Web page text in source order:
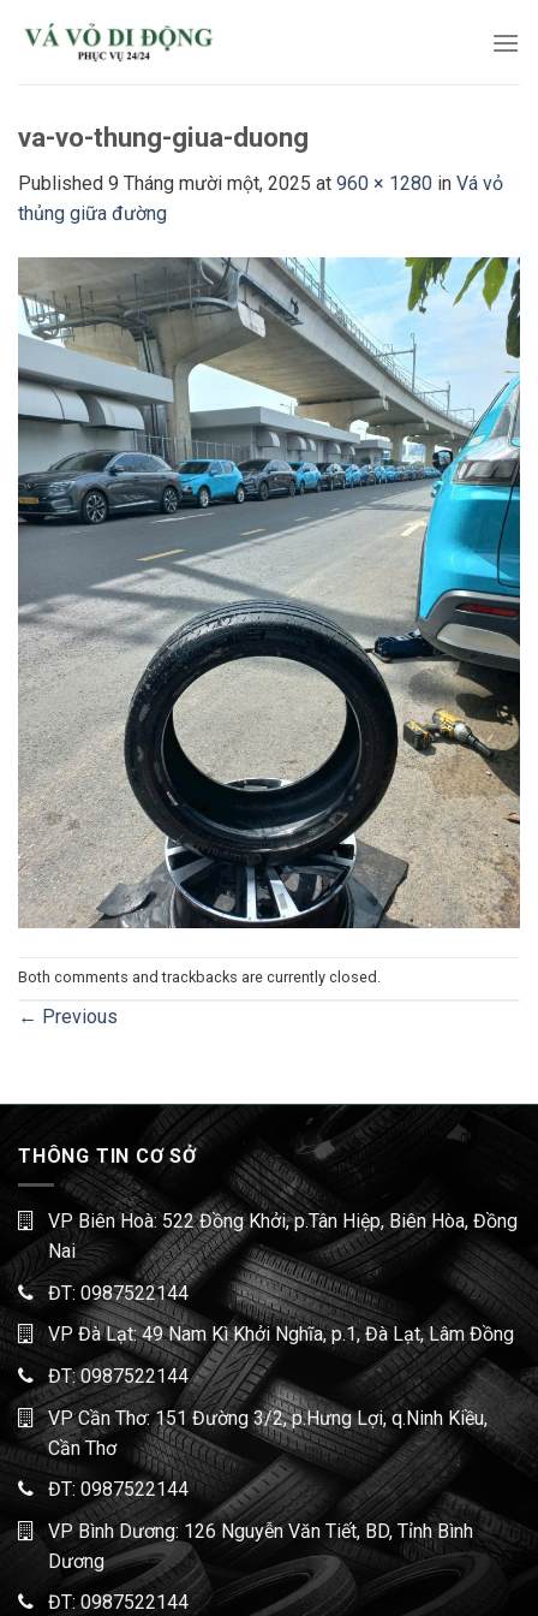
va-vo-thung-giua-duong
Published 9 Tháng mười một, 2025 at 960 × 1280 in Vá vỏ
thủng giữa đường
Both comments and trackbacks are currently closed.
← Previous
THÔNG TIN CƠ SỞ
VP Biên Hoà: 522 Đồng Khởi, p.Tân Hiệp, Biên Hòa, Đồng
Nai
ĐT: 0987522144
VP Đà Lạt: 49 Nam Kì Khởi Nghĩa, p.1, Đà Lạt, Lâm Đồng
ĐT:0987522144
VP Cần Thơ: 151 Đường 3/2, p.Hưng Lợi, q.Ninh Kiều,
Cần Thơ
ĐT: 0987522144
VP Bình Dương: 126 Nguyễn Văn Tiết, BD, Tỉnh Bình
Dương
ĐT: 0987522144